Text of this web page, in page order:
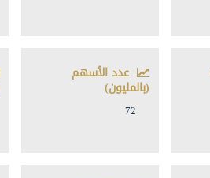
عدد الأسهم
(بالمليون)
72